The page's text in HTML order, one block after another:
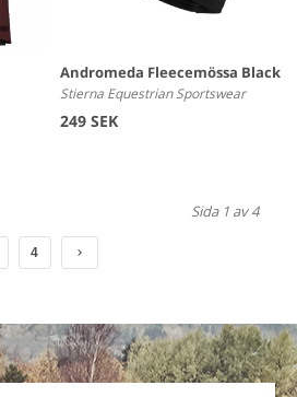
Andromeda Fleecemössa Black
Stierna Equestrian Sportswear
249 SEK
Sida 1 av 4
4